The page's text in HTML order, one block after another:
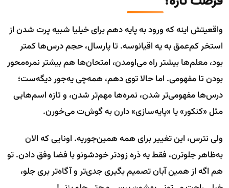
واقعیتش اینه که ورود به پایه دهم برای خیلیا شبیه پرت شدن از
استخر کم‌عمق به یه اقیانوسه. تا پارسال، حجم درس‌ها کمتر
بود، معلم‌ها بیشتر راه می‌اومدن، امتحان‌ها هم بیشتر نمره‌محور
بودن تا مفهومی. اما حالا توی دهم، همه‌چی یه‌جور دیگه‌ست؛
درس‌ها مفهومی‌تر شدن، نمره‌ها مهم‌تر شدن، و تازه اسم‌هایی
مثل «کنکور» یا «پایه‌سازی» دارن به گوش‌ت می‌خورن.
ولی نترس، این تغییر برای همه همین‌جوریه. اونایی که الان
به‌ظاهر جلوترن، فقط یه ذره زودتر خودشونو با فضا وفق دادن. تو
هم اگه از همین آبان تصمیم بگیری جدی‌تر و آگاه‌تر بری جلو،